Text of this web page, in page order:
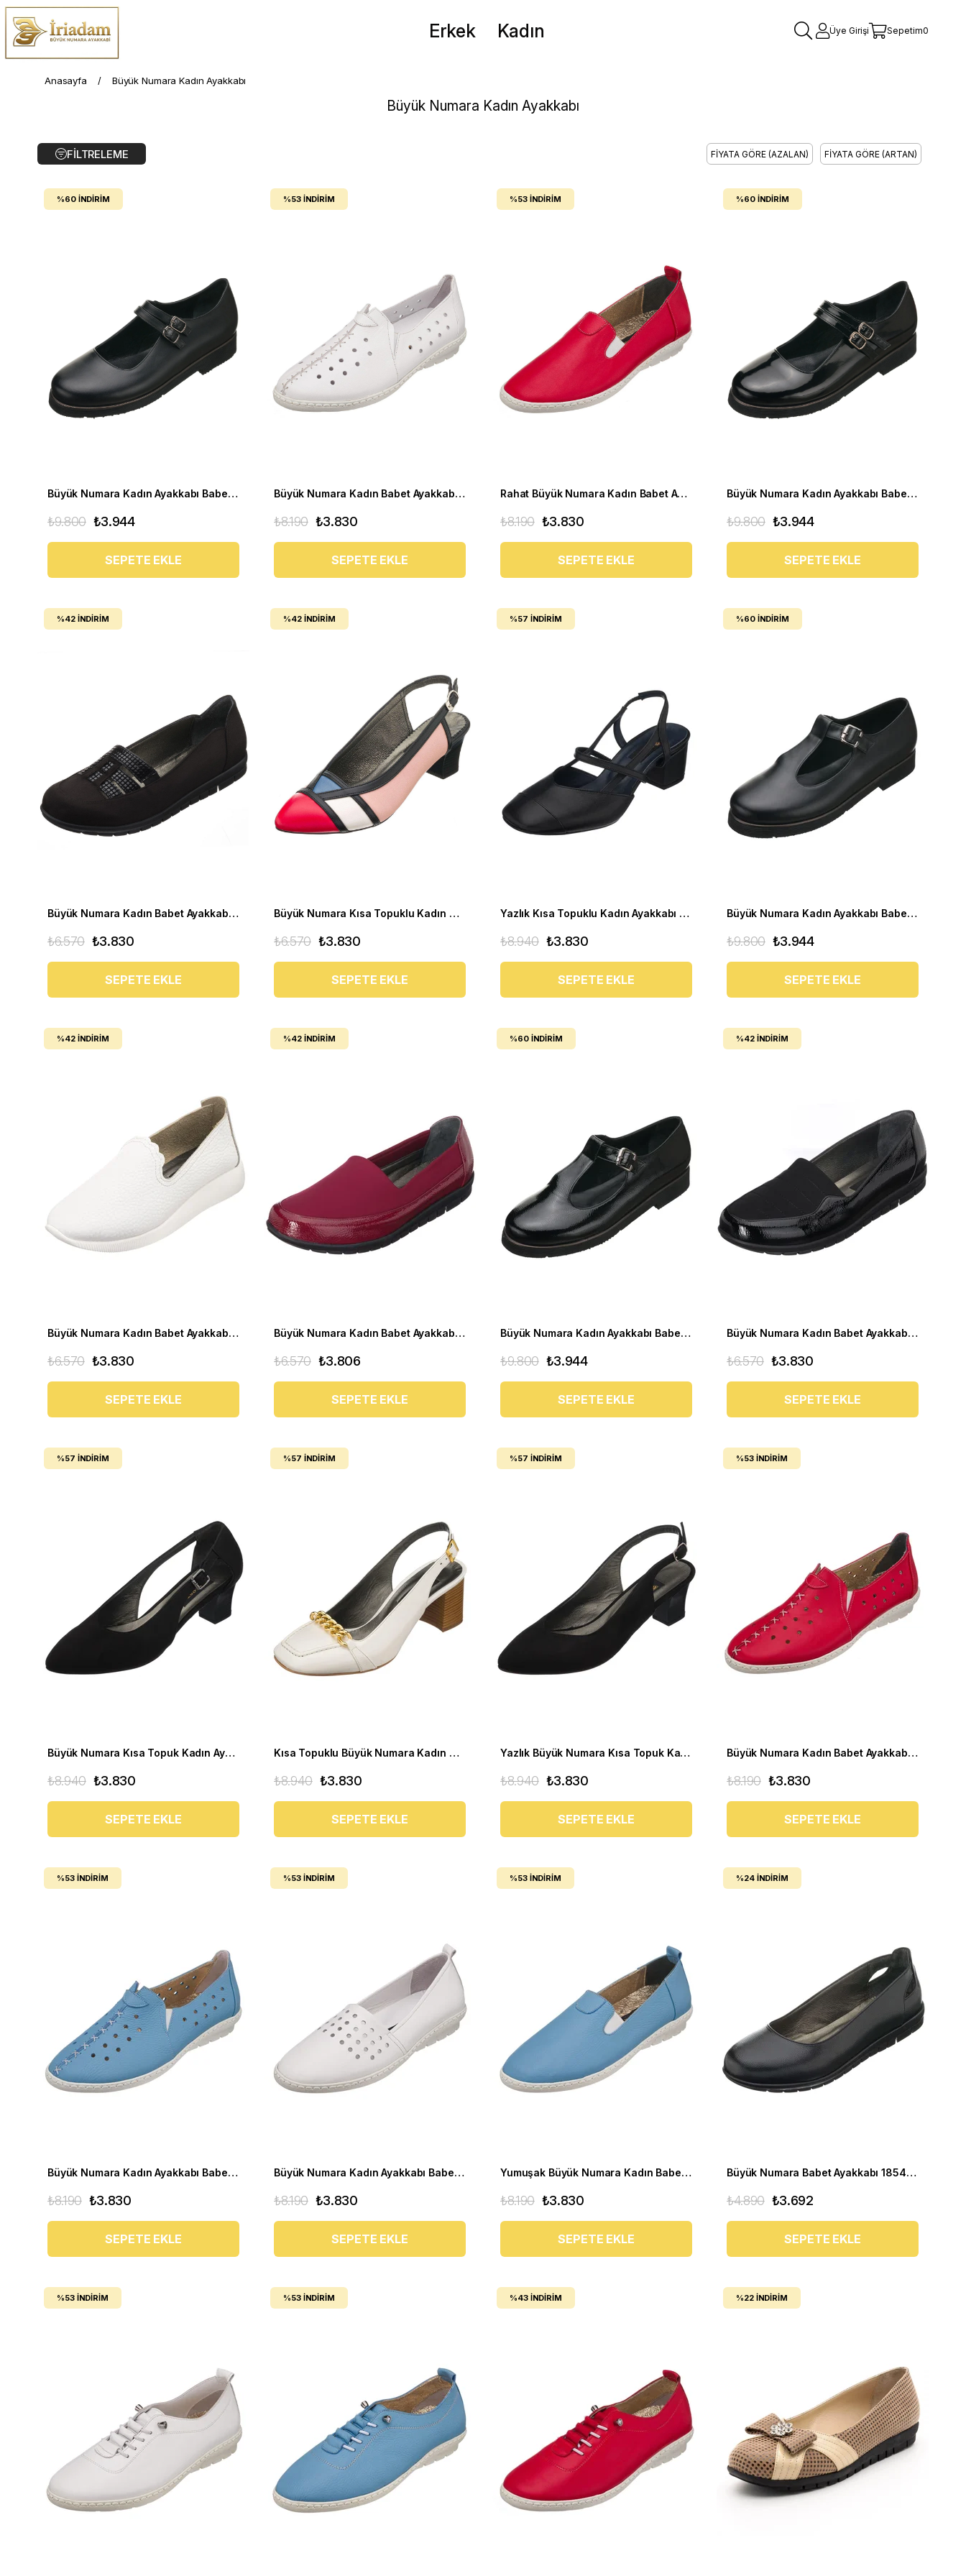
Erkek Kadın Üye Girişi Sepetim0
Anasayfa Büyük Numara Kadın Ayakkabı
Büyük Numara Kadın Ayakkabı
FIYATA GÖRE (ARTAN)
FIYATA GÖRE (AZALAN)
FILTRELEME
Büyük Numara Kadın Ayakkabı Babet MYG0403 siyah D
₺3.944
₺9.800
SEPETE EKLE
%60 İNDIRIM
Büyük Numara Kadın Babet Ayakkabı PR 2211 Beyaz
₺3.830
₺8.190
SEPETE EKLE
%53 İNDIRIM
Rahat Büyük Numara Kadın Babet Ayakkabı PR 4411 Kırmızı
₺3.830
₺8.190
SEPETE EKLE
%53 İNDIRIM
Büyük Numara Kadın Ayakkabı Babet MYG0403 siyah R
₺3.944
₺9.800
SEPETE EKLE
%60 İNDIRIM
Büyük Numara Kadın Babet Ayakkabı A8512 Siyah
₺3.830
₺6.570
SEPETE EKLE
%42 İNDIRIM
Büyük Numara Kısa Topuklu Kadın Stiletto ND97 Çok renkli
₺3.830
₺6.570
SEPETE EKLE
%42 İNDIRIM
Yazlık Kısa Topuklu Kadın Ayakkabı LTF00141 Siyah
₺3.830
₺8.940
SEPETE EKLE
%57 İNDIRIM
Büyük Numara Kadın Ayakkabı Babet MYG2002 siyah D
₺3.944
₺9.800
SEPETE EKLE
%60 İNDIRIM
Büyük Numara Kadın Babet Ayakkabı N0609 Beyaz
₺3.830
₺6.570
SEPETE EKLE
%42 İNDIRIM
Büyük Numara Kadın Babet Ayakkabı 1146-2 Bordo
₺3.806
₺6.570
SEPETE EKLE
%42 İNDIRIM
Büyük Numara Kadın Ayakkabı Babet MYG2002 siyah R
₺3.944
₺9.800
SEPETE EKLE
%60 İNDIRIM
Büyük Numara Kadın Babet Ayakkabı DRL1123 Siyah
₺3.830
₺6.570
SEPETE EKLE
%42 İNDIRIM
Büyük Numara Kısa Topuk Kadın Ayakkabı LTF00121 Siyah
₺3.830
₺8.940
SEPETE EKLE
%57 İNDIRIM
Kısa Topuklu Büyük Numara Kadın Stiletto LTF00161 Beyaz
₺3.830
₺8.940
SEPETE EKLE
%57 İNDIRIM
Yazlık Büyük Numara Kısa Topuk Kadın Ayakkabı LTF00131 Siyah
₺3.830
₺8.940
SEPETE EKLE
%57 İNDIRIM
Büyük Numara Kadın Babet Ayakkabı PR 2211 Kırmızı
₺3.830
₺8.190
SEPETE EKLE
%53 İNDIRIM
Büyük Numara Kadın Ayakkabı Babet PR 2211 mavi
₺3.830
₺8.190
SEPETE EKLE
%53 İNDIRIM
Büyük Numara Kadın Ayakkabı Babet PR 3311 beyaz
₺3.830
₺8.190
SEPETE EKLE
%53 İNDIRIM
Yumuşak Büyük Numara Kadın Babet Ayakkabı PR 4411 mavi
₺3.830
₺8.190
SEPETE EKLE
%53 İNDIRIM
Büyük Numara Babet Ayakkabı 18545 Siyah
₺3.692
₺4.890
SEPETE EKLE
%24 İNDIRIM
%53 İNDIRIM %53 İNDIRIM %43 İNDIRIM %22 İNDIRIM